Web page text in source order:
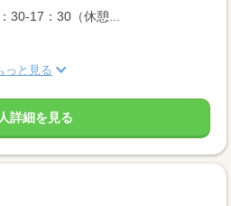
30-17：30（休憩...
っと見る
詳細を見る